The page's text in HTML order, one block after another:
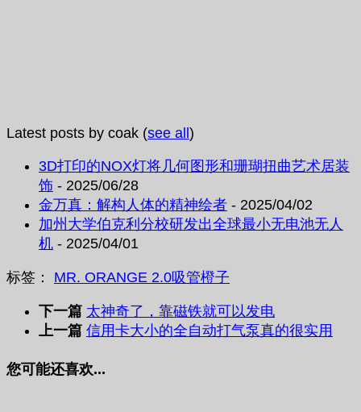
Latest posts by coak (see all)
3D打印的NOX灯将几何图形和珊瑚扭曲艺术居装
饰 - 2025/06/28
金万真：解构人体的精神绘者 - 2025/04/02
加州大学伯克利分校研发出全球最小无电池无人
机 - 2025/04/01
标签： MR. ORANGE 2.0吸管橙子
下一篇 太神奇了，靠磁铁就可以发电
上一篇 信用卡大小的全自动打气泵真的很实用
您可能还喜欢...